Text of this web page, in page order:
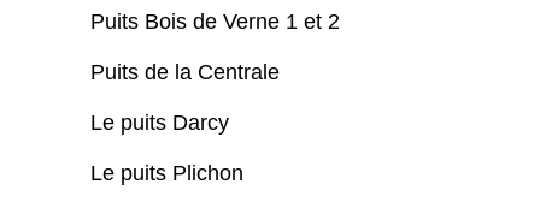
Puits Bois de Verne 1 et 2
Puits de la Centrale
Le puits Darcy
Le puits Plichon